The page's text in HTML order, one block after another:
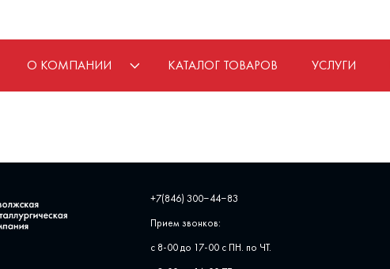
О КОМПАНИИ КАТАЛОГ ТОВАРОВ УСЛУГИ
+7(846) 300‒44‒83
Прием звонков:
с 8-00 до 17-00 с ПН. по ЧТ.